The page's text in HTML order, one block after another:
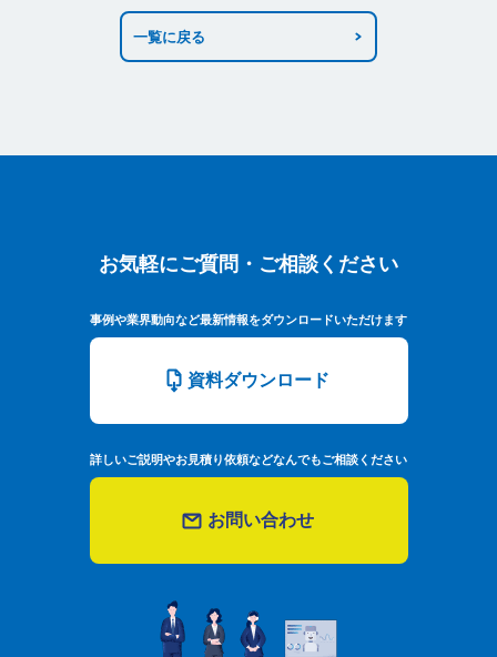
一覧に戻る
お気軽にご質問・ご相談ください
お気軽にご質問・ご相談ください
事例や業界動向など最新情報をダウンロードいただけます
資料ダウンロード
詳しいご説明やお見積り依頼などなんでもご相談ください
お問い合わせ